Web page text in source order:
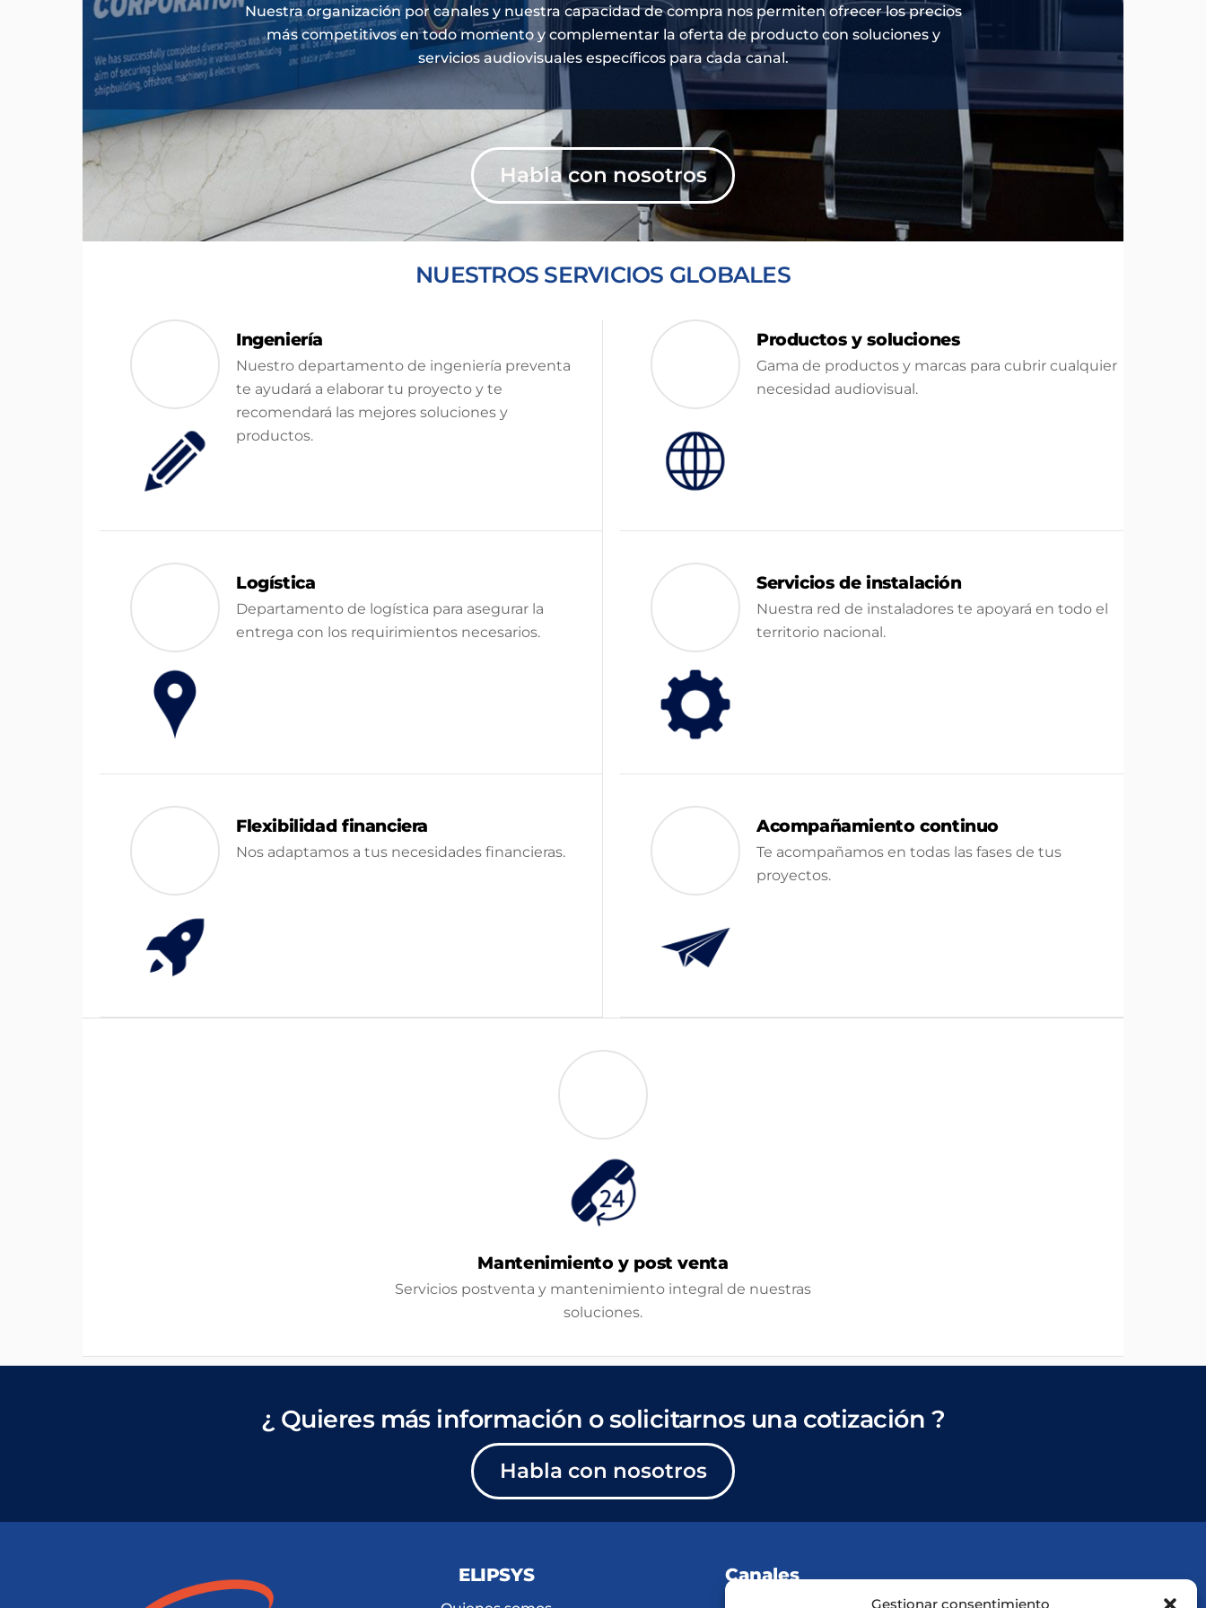
Gestionar consentimiento
Nuestra organización por canales y nuestra capacidad de compra nos permiten ofrecer los precios
más competitivos en todo momento y complementar la oferta de producto con soluciones y
servicios audiovisuales específicos para cada canal.
Habla con nosotros
NUESTROS SERVICIOS GLOBALES
Ingeniería
Nuestro departamento de ingeniería preventa
te ayudará a elaborar tu proyecto y te
recomendará las mejores soluciones y
productos.
Productos y soluciones
Gama de productos y marcas para cubrir cualquier
necesidad audiovisual.
Logística
Departamento de logística para asegurar la
entrega con los requirimientos necesarios.
Servicios de instalación
Nuestra red de instaladores te apoyará en todo el
territorio nacional.
Flexibilidad financiera
Nos adaptamos a tus necesidades financieras.
Acompañamiento continuo
Te acompañamos en todas las fases de tus
proyectos.
Mantenimiento y post venta
Servicios postventa y mantenimiento integral de nuestras
soluciones.
¿ Quieres más información o solicitarnos una cotización ?
Habla con nosotros
ELIPSYS Canales